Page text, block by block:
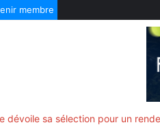
membre
quand tout bascule